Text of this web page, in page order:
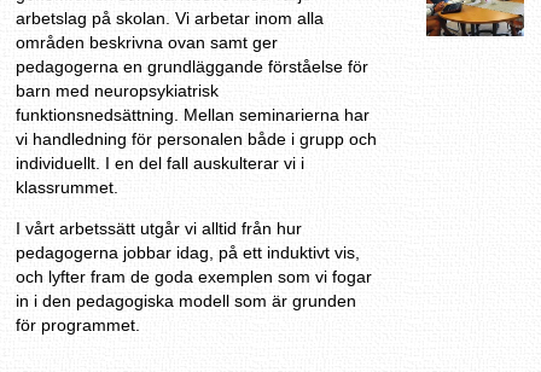
arbetslag på skolan. Vi arbetar inom alla
områden beskrivna ovan samt ger
pedagogerna en grundläggande förståelse för
barn med neuropsykiatrisk
funktionsnedsättning. Mellan seminarierna har
vi handledning för personalen både i grupp och
individuellt. I en del fall auskulterar vi i
klassrummet.
I vårt arbetssätt utgår vi alltid från hur
pedagogerna jobbar idag, på ett induktivt vis,
och lyfter fram de goda exemplen som vi fogar
in i den pedagogiska modell som är grunden
för programmet.